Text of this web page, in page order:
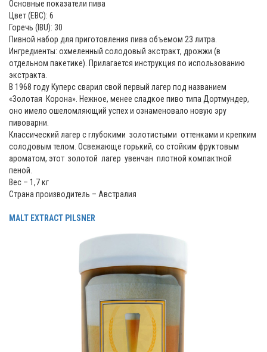
Основные показатели пива
Цвет (ЕВС): 6
Горечь (IBU): 30
Пивной набор для приготовления пива объемом 23 литра.
Ингредиенты: охмеленный солодовый экстракт, дрожжи (в
отдельном пакетике). Прилагается инструкция по использованию
экстракта.
В 1968 году Куперс сварил свой первый лагер под названием
«Золотая Корона». Нежное, менее сладкое пиво типа Дортмундер,
оно имело ошеломляющий успех и ознаменовало новую эру
пивоварни.
Классический лагер с глубокими золотистыми оттенками и крепким
солодовым телом. Освежающе горький, со стойким фруктовым
ароматом, этот золотой лагер увенчан плотной компактной
пеной.
Вес – 1,7 кг
Страна производитель – Австралия
MALT EXTRACT PILSNER